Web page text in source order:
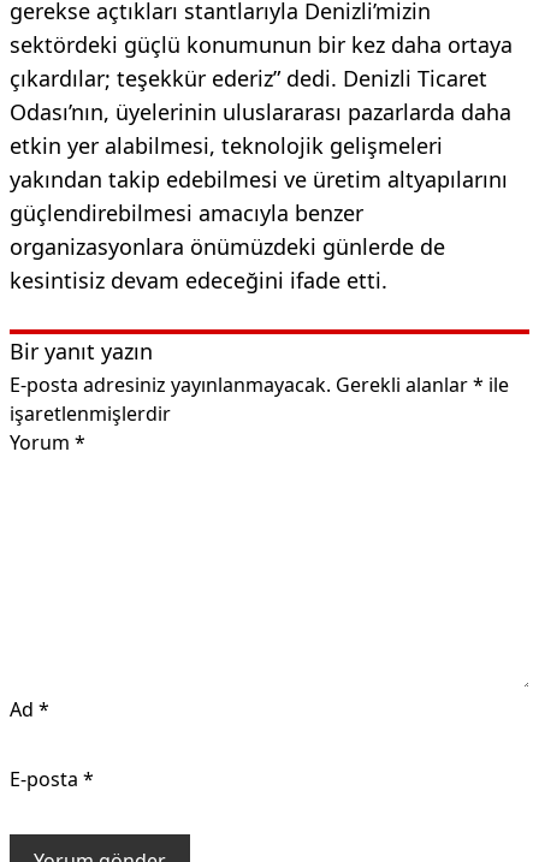
gerekse açtıkları stantlarıyla Denizli’mizin
sektördeki güçlü konumunun bir kez daha ortaya
çıkardılar; teşekkür ederiz” dedi. Denizli Ticaret
Odası’nın, üyelerinin uluslararası pazarlarda daha
etkin yer alabilmesi, teknolojik gelişmeleri
yakından takip edebilmesi ve üretim altyapılarını
güçlendirebilmesi amacıyla benzer
organizasyonlara önümüzdeki günlerde de
kesintisiz devam edeceğini ifade etti.
Bir yanıt yazın
E-posta adresiniz yayınlanmayacak. Gerekli alanlar* ile
işaretlenmişlerdir
Yorum *
Ad *
E-posta *